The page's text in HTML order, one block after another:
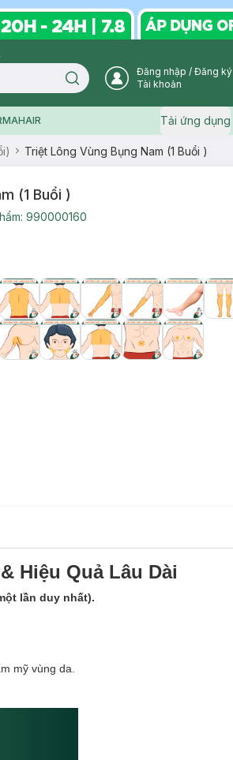
Search icon User Icon
Đăng nhập / Đăng ký
Tài khoản
Tải ứng dụng
Triệt Lông Vùng Bụng Nam (1 Buổi )
(1 Buổi )
990000160
Hiệu Quả Lâu Dài
lần duy nhất).
mỹ vùng da.